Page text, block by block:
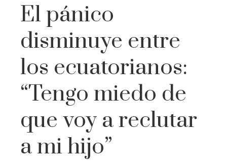
El pánico
disminuye entre
los ecuatorianos:
“Tengo miedo de
que voy a reclutar
a mi hijo”